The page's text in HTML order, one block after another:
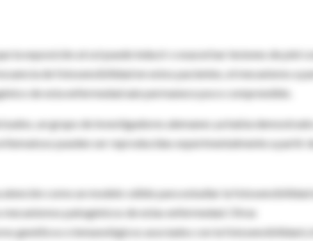
la exposición al sol puede inducir o exacerbar lesiones de piel
de fotosensibilidad en estos pacientes, el mecanismo a
de esta enfermedad aún permanece poco comprendido.
un grupo de investigadores alemanes ya había
pueden ser reproducidas experimentalmente a partir
atención como un modelo válido para estudiar la fotosensibilidad
patogénicos de estas enfermedad. Otras
genéticos e inmunológicos asociados con la fotosensibilidad y